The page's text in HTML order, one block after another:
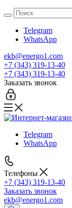
Telegram
WhatsApp
ekb@energo1.com
+7 (343) 319-13-40
+7 (343) 319-13-40
Заказать звонок
Telegram
WhatsApp
Телефоны
+7 (343) 319-13-40
Заказать звонок
ekb@energo1.com